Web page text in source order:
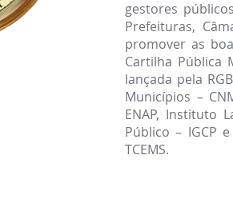
gestores
Prefeituras,
promover as
Cartilha Pública
lançada pela
Municípios –
ENAP, Instituto
Público – IGCP
TCEMS.